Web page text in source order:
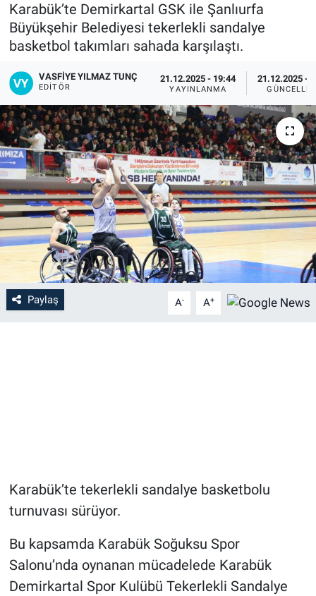
Karabük’te Demirkartal GSK ile Şanlıurfa
Büyükşehir Belediyesi tekerlekli sandalye
basketbol takımları sahada karşılaştı.
VASFIYE YILMAZ TUNÇ
EDITÖR
21.12.2025 - 19:44
YAYINLANMA
21.12.2025 -
Paylaş A- A+
Karabük’te tekerlekli sandalye basketbolu
turnuvası sürüyor.
Bu kapsamda Karabük Soğuksu Spor
Salonu’nda oynanan mücadelede Karabük
Demirkartal Spor Kulübü Tekerlekli Sandalye